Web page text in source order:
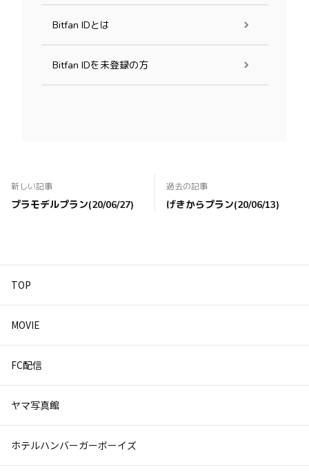
Bitfan IDとは
Bitfan IDを未登録の方
新しい記事
プラモデルプラン(20/06/27)
過去の記事
げきからプラン(20/06/13)
TOP
MOVIE
FC配信
ヤマ写真館
ホテルハンバーガーボーイズ